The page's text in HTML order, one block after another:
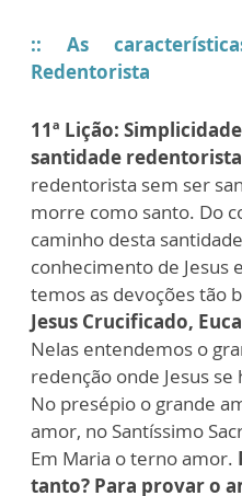
:: As
Redentorista
11ª Lição:
santidade
redentorista sem ser
morre como santo. Do
caminho desta
conhecimento de Jesus
temos as devoções tão
Jesus Crucificado,
Nelas entendemos o
redenção onde Jesus
No presépio o grande
amor, no Santíssimo
Em Maria o terno amor.
tanto? Para provar o